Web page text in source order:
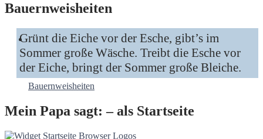
Bauernweisheiten
Grünt die Eiche vor der Esche, gibt’s im
Sommer große Wäsche. Treibt die Esche vor
der Eiche, bringt der Sommer große Bleiche.
Bauernweisheiten
Mein Papa sagt: – als Startseite